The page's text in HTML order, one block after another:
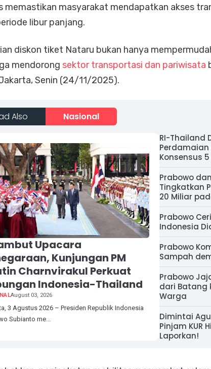
memastikan masyarakat mendapatkan akses
libur panjang.
diskon tiket Nataru bukan hanya
mendorong sektor transportasi dan pariwisata
Senin (24/11/2025).
Also Nasional
Upacara
Kunjungan PM
Charnvirakul Perkuat
Indonesia-Thailand
August 03, 2026
3 Agustus 2026 – Presiden Republik Indonesia
Subianto me...
RI-Thailand
Konsensus 5
Prabowo
Tingkatkan
20 Miliar
Prabowo
Indonesia
Prabowo
Sampah
Prabowo
dari Batang
Warga
Dimintai
Pinjam KUR
Laporkan!